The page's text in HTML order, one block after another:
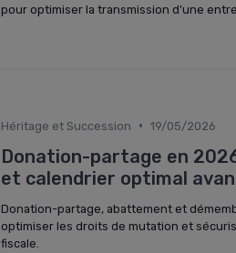
pour optimiser la transmission d’une
Héritage et Succession • 19/05/2026
Donation-partage en
et calendrier optimal
Donation-partage, abattement et
optimiser les droits de mutation et
fiscale.